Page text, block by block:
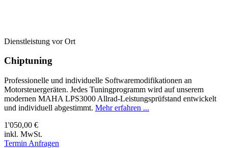
Dienstleistung vor Ort
Chiptuning
Professionelle und individuelle Softwaremodifikationen an
Motorsteuergeräten. Jedes Tuningprogramm wird auf unserem
modernen MAHA LPS3000 Allrad-Leistungsprüfstand entwickelt
und individuell abgestimmt. Mehr erfahren ...
1'050,00 €
inkl. MwSt.
Termin Anfragen